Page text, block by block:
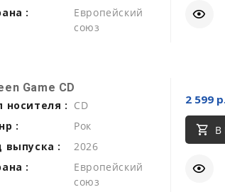
:
Европейский
союз
Game CD
носителя : CD
:
Рок
выпуска :
2026
:
Европейский
союз
2 599
В